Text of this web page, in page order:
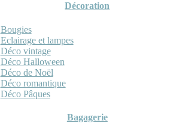
Décoration
Bougies
Eclairage et lampes
Déco vintage
Déco Halloween
Déco de Noël
Déco romantique
Déco Pâques
Bagagerie